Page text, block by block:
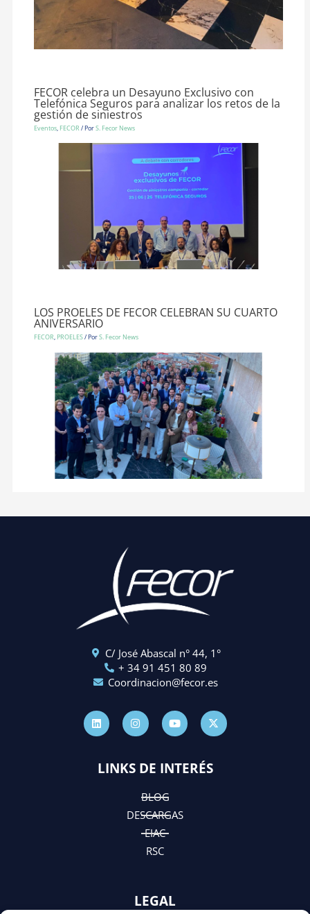
FECOR celebra un Desayuno Exclusivo con
Telefónica Seguros para analizar los retos de la
gestión de siniestros
Eventos FECOR / PorS. Fecor News
LOS PROELES DE FECOR CELEBRAN SU CUARTO
ANIVERSARIO
FECOR, PROELES/ PorS. Fecor News
C/ José Abascal n° 44, 1°
+ 34 91 451 80 89
Coordinacion@fecor.es
L
i
n
k
I
n
s
t
r
m
Y
o
u
t
e
X
-
t
w
t
LINKS DE INTERÉS
BLOG
DESCARGAS
EIAC
RSC
LEGAL